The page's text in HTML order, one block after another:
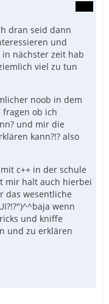
dran seid dann
und
nächster zeit hab
viel zu tun
noob in dem
ob ich
und mir die
kann?!? also
c++ in der schule
mir halt auch hierbei
das wesentliche
wenn
und kniffe
und zu erklären